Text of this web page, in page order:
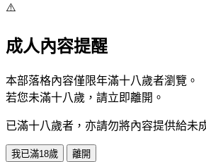
⚠️
成人內容提醒
本部落格內容僅限年滿十八歲者瀏覽。
若您未滿十八歲，請立即離開。
已滿十八歲者，亦請勿將內容提供給未
我已滿18歲 離開